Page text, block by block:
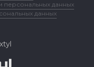
персональных данных
данных